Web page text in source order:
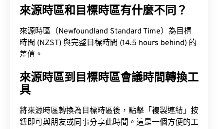
來源時區和目標時區有什麼不同？
來源時區（Newfoundland Standard Time）為目標
時間 (NZST) 與完整目標時間 (14.5 hours behind) 的
差值。
來源時區到目標時區會議時間轉換工
具
將來源時區轉換為目標時區後，點擊「複製連結」按
鈕即可與朋友或同事分享此時間。這是一個方便的工